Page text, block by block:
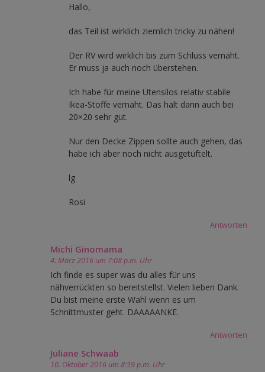
Hallo,
das Teil ist wirklich ziemlich tricky zu nähen!
Der RV wird wirklich bis zum Schluss vernäht.
Er muss ja auch noch überstehen.
Ich habe für meine Utensilos relativ stabile
Ikea-Stoffe vernäht. Das hält dann auch bei
20×20 sehr gut.
Nur den Decke Zippen sollte auch gehen, das
habe ich aber noch nicht ausgetüftelt.
lg
Rosi
Antworten
Michi Ginomama
4. März 2016 um 7:08 p.m. Uhr
Ich finde es super was du alles für uns
nähverrückten so bereitstellst. Vielen lieben Dank.
Du bist meine erste Wahl wenn es um
Schnittmuster geht. DAAAAANKE.
Antworten
Juliane Schwaab
10. Oktober 2016 um 8:59 p.m. Uhr